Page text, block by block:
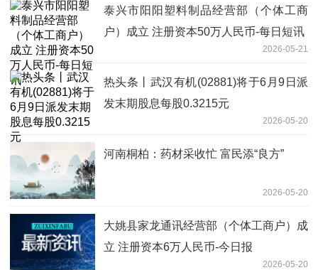
泰兴市阳阳塑料制品经营部（个体工商
户）成立 注册资本50万人民币-每日短讯
2026-05-21
热头条丨武汉有机(02881)将于6月9日派
发末期股息每股0.3215元
2026-05-20
河南桐柏：药材采收忙 富民添“良方”
2026-05-20
大姚县家龙通讯经营部（个体工商户）成
立 注册资本6万人民币-今日报
2026-05-20